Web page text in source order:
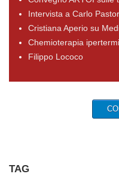
Intervista a Carlo
Cristiana Aperio su
Chemioterapia
Filippo Lococo
TAG